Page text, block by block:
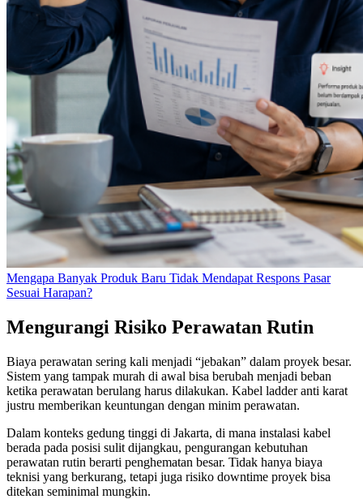
Mengapa Banyak Produk Baru Tidak Mendapat Respons Pasar
Sesuai Harapan?
Mengurangi Risiko Perawatan Rutin
Biaya perawatan sering kali menjadi “jebakan” dalam proyek besar.
Sistem yang tampak murah di awal bisa berubah menjadi beban
ketika perawatan berulang harus dilakukan. Kabel ladder anti karat
justru memberikan keuntungan dengan minim perawatan.
Dalam konteks gedung tinggi di Jakarta, di mana instalasi kabel
berada pada posisi sulit dijangkau, pengurangan kebutuhan
perawatan rutin berarti penghematan besar. Tidak hanya biaya
teknisi yang berkurang, tetapi juga risiko downtime proyek bisa
ditekan seminimal mungkin.